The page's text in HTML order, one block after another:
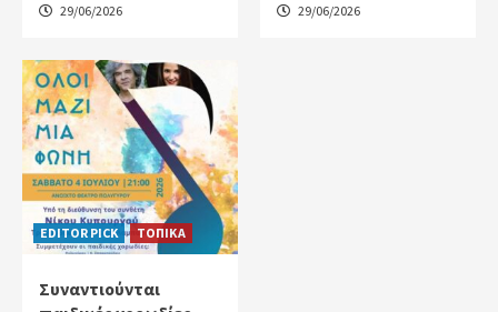
29/06/2026 29/06/2026
EDITOR PICK ΤΟΠΙΚΑ
Συναντιούνται